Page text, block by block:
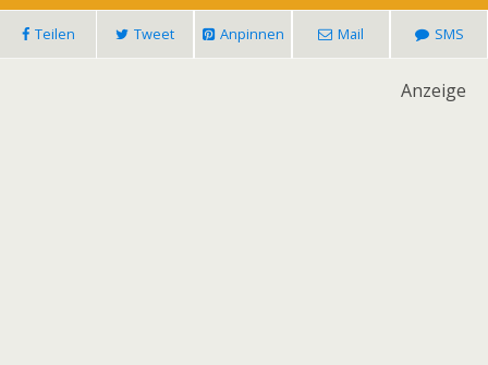
Teilen Tweet Anpinnen Mail SMS
Anzeige